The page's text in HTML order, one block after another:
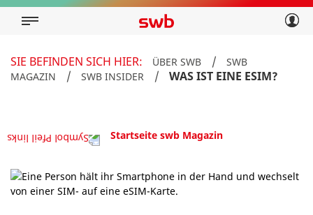
Privatkunden
Über swb
SIE BEFINDEN SICH HIER: ÜBER SWB /
SWB
MAGAZIN
/ SWB INSIDER / WAS IST EINE ESIM?
Startseite swb Magazin